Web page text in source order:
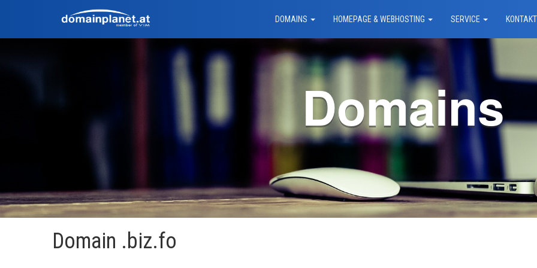
DOMAINS HOMEPAGE & WEBHOSTING SERVICE
Domains
Domain .biz.fo